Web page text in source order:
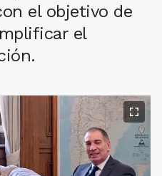
el objetivo de
el